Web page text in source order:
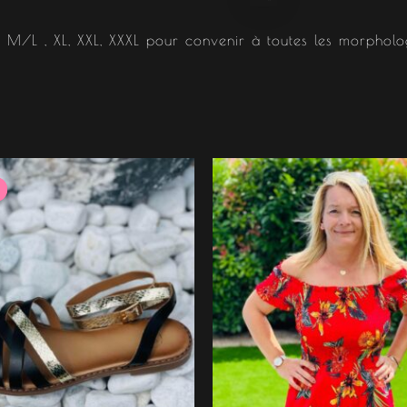
L , XL, XXL, XXXL pour convenir à toutes les
était :
27.99 €.
Le
prix
actuel
22.39 €.